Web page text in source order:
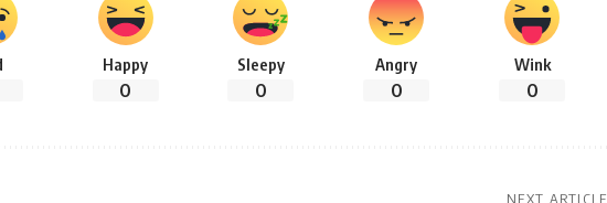
Happy
0
Sleepy
0
Angry
0
Wink
0
NEXT ARTICLE